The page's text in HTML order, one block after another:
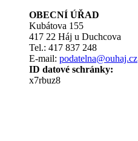
OBECNÍ ÚŘAD
Kubátova 155
417 22 Háj u Duchcova
Tel.: 417 837 248
E-mail: podatelna@ouhaj.cz
ID datové schránky:
x7rbuz8